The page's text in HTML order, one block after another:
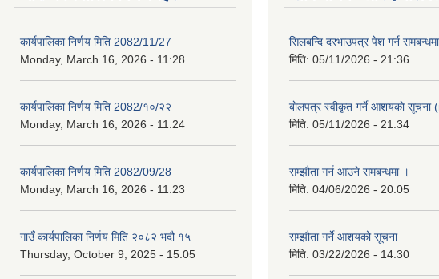
कार्यपालिका निर्णय मिति 2082/11/27
Monday, March 16, 2026 - 11:28
कार्यपालिका निर्णय मिति 2082/१०/२२
Monday, March 16, 2026 - 11:24
कार्यपालिका निर्णय मिति 2082/09/28
Monday, March 16, 2026 - 11:23
गाउँ कार्यपालिका निर्णय मिति २०८२ भदौ १५
Thursday, October 9, 2025 - 15:05
सिलबन्दि दरभाउपत्र पेश गर्न
मिति: 05/11/2026 - 21:36
बाेलपत्र स्वीकृत गर्ने आशयकाे सूचना
मिति: 05/11/2026 - 21:34
सम्झौता गर्न आउने समबन्धमा ।
मिति: 04/06/2026 - 20:05
सम्झौता गर्ने आशयको सूचना
मिति: 03/22/2026 - 14:30